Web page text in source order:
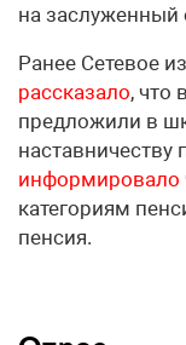
на заслуженный
Ранее Сетевое
рассказало, что
предложили в
наставничеству
информировало
категориям
пенсия.